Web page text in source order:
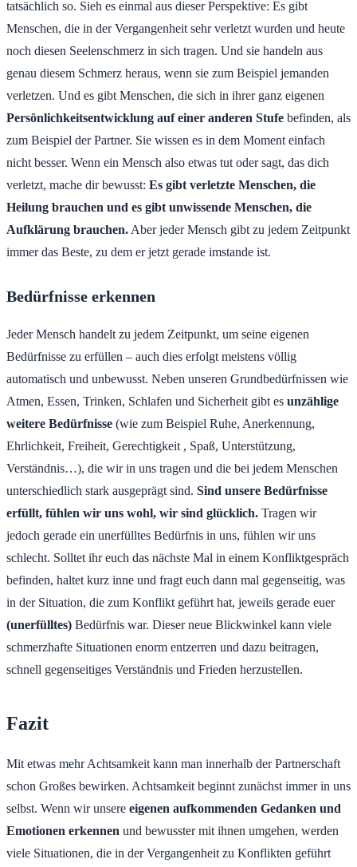
tatsächlich so. Sieh es einmal aus dieser Perspektive: Es gibt
Menschen, die in der Vergangenheit sehr verletzt wurden und heute
noch diesen Seelenschmerz in sich tragen. Und sie handeln aus
genau diesem Schmerz heraus, wenn sie zum Beispiel jemanden
verletzen. Und es gibt Menschen, die sich in ihrer ganz eigenen
Persönlichkeitsentwicklung auf einer anderen Stufe befinden, als
zum Beispiel der Partner. Sie wissen es in dem Moment einfach
nicht besser. Wenn ein Mensch also etwas tut oder sagt, das dich
verletzt, mache dir bewusst: Es gibt verletzte Menschen, die
Heilung brauchen und es gibt unwissende Menschen, die
Aufklärung brauchen. Aber jeder Mensch gibt zu jedem Zeitpunkt
immer das Beste, zu dem er jetzt gerade imstande ist.
Bedürfnisse erkennen
Jeder Mensch handelt zu jedem Zeitpunkt, um seine eigenen
Bedürfnisse zu erfüllen – auch dies erfolgt meistens völlig
automatisch und unbewusst. Neben unseren Grundbedürfnissen wie
Atmen, Essen, Trinken, Schlafen und Sicherheit gibt es unzählige
weitere Bedürfnisse (wie zum Beispiel Ruhe, Anerkennung,
Ehrlichkeit, Freiheit, Gerechtigkeit , Spaß, Unterstützung,
Verständnis…), die wir in uns tragen und die bei jedem Menschen
unterschiedlich stark ausgeprägt sind. Sind unsere Bedürfnisse
erfüllt, fühlen wir uns wohl, wir sind glücklich. Tragen wir
jedoch gerade ein unerfülltes Bedürfnis in uns, fühlen wir uns
schlecht. Solltet ihr euch das nächste Mal in einem Konfliktgespräch
befinden, haltet kurz inne und fragt euch dann mal gegenseitig, was
in der Situation, die zum Konflikt geführt hat, jeweils gerade euer
(unerfülltes) Bedürfnis war. Dieser neue Blickwinkel kann viele
schmerzhafte Situationen enorm entzerren und dazu beitragen,
schnell gegenseitiges Verständnis und Frieden herzustellen.
Fazit
Mit etwas mehr Achtsamkeit kann man innerhalb der Partnerschaft
schon Großes bewirken. Achtsamkeit beginnt zunächst immer in uns
selbst. Wenn wir unsere eigenen aufkommenden Gedanken und
Emotionen erkennen und bewusster mit ihnen umgehen, werden
viele Situationen, die in der Vergangenheit zu Konflikten geführt